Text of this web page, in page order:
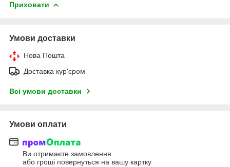
Приховати
Умови доставки
Нова Пошта
Доставка кур'єром
Всі умови доставки
Умови оплати
Ви отримаєте замовлення
або гроші повернуться на вашу картку